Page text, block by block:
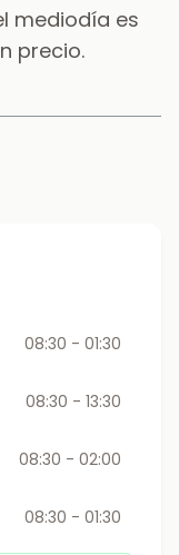
mediodía es
precio.
08:30 - 01:30
08:30 - 13:30
08:30 - 02:00
08:30 - 01:30